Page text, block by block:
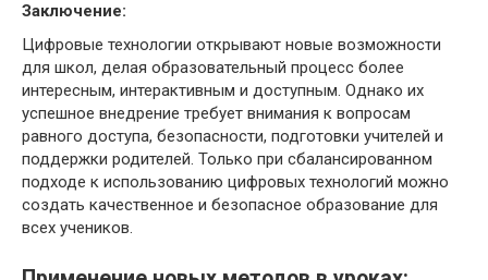
Заключение:
Цифровые технологии открывают новые возможности
для школ, делая образовательный процесс более
интересным, интерактивным и доступным. Однако их
успешное внедрение требует внимания к вопросам
равного доступа, безопасности, подготовки учителей и
поддержки родителей. Только при сбалансированном
подходе к использованию цифровых технологий можно
создать качественное и безопасное образование для
всех учеников.